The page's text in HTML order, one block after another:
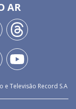
AR
e Televisão Record S.A